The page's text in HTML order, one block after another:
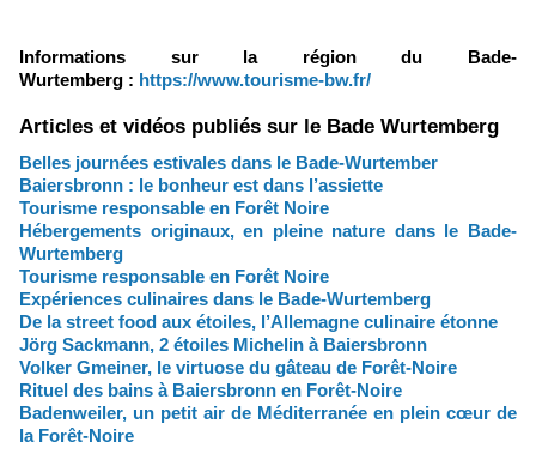
Informations sur la région du Bade-
Wurtemberg : https://www.tourisme-bw.fr/
Articles et vidéos publiés sur le Bade Wurtemberg
Belles journées estivales dans le Bade-Wurtember
Baiersbronn : le bonheur est dans l’assiette
Tourisme responsable en Forêt Noire
Hébergements originaux, en pleine nature dans le Bade-
Wurtemberg
Tourisme responsable en Forêt Noire
Expériences culinaires dans le Bade-Wurtemberg
De la street food aux étoiles, l’Allemagne culinaire étonne
Jörg Sackmann, 2 étoiles Michelin à Baiersbronn
Volker Gmeiner, le virtuose du gâteau de Forêt-Noire
Rituel des bains à Baiersbronn en Forêt-Noire
Badenweiler, un petit air de Méditerranée en plein cœur de
la Forêt-Noire